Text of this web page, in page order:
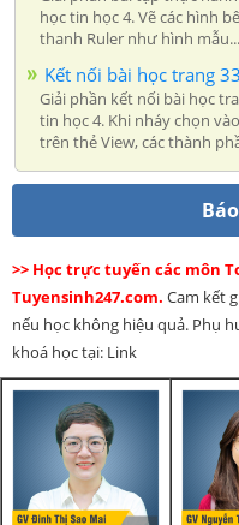
học tin học 4. Vẽ các hình
thanh Ruler như hình mẫu...
Kết nối bài học trang
Giải phần kết nối bài học
tin học 4. Khi nháy chọn
trên thẻ View, các thành
>> Học trực tuyến các môn
Tuyensinh247.com. Cam kết
nếu học không hiệu quả. Phụ
khoá học tại: Link